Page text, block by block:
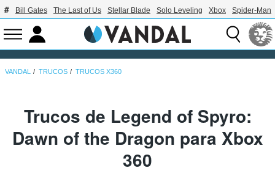
Bill Gates The Last of Us Stellar Blade Solo Leveling Xbox Spider-Man
VANDAL TRUCOS TRUCOS X360
Trucos de Legend of Spyro:
Dawn of the Dragon para Xbox
360